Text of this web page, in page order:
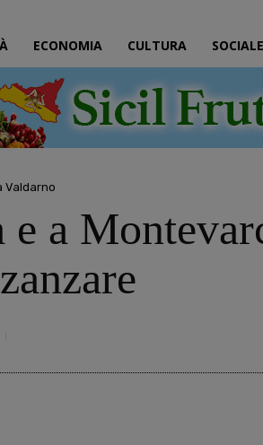
ECONOMIA CULTURA SOCIALE
Valdarno
a